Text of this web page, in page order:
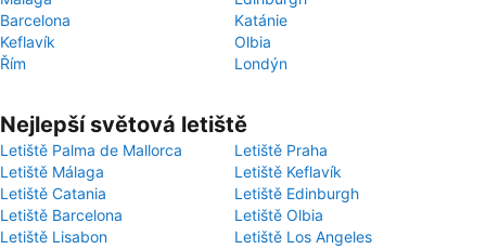
Barcelona
Katánie
Keflavík
Olbia
Řím
Londýn
Nejlepší světová letiště
Letiště Palma de Mallorca
Letiště Praha
Letiště Málaga
Letiště Keflavík
Letiště Catania
Letiště Edinburgh
Letiště Barcelona
Letiště Olbia
Letiště Lisabon
Letiště Los Angeles